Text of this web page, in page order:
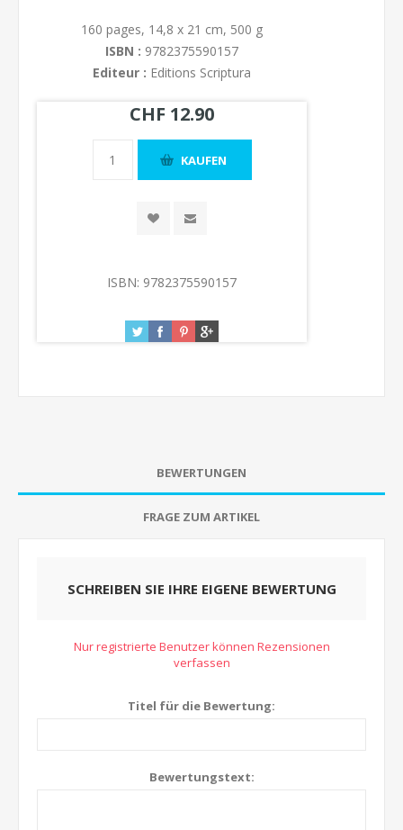
160 pages, 14,8 x 21 cm, 500 g
ISBN : 9782375590157
Editeur : Editions Scriptura
CHF 12.90
ISBN: 9782375590157
BEWERTUNGEN
FRAGE ZUM ARTIKEL
SCHREIBEN SIE IHRE EIGENE BEWERTUNG
Nur registrierte Benutzer können Rezensionen
verfassen
Titel für die Bewertung:
Bewertungstext: